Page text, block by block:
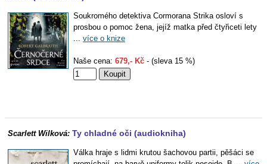
Soukromého detektiva Cormorana Strika osloví s
prosbou o pomoc žena, jejíž matka před čtyřiceti lety
... více o knize
Naše cena: 679,- Kč - (sleva 15 %)
Scarlett Wilková: Ty chladné oči (audiokniha)
Válka hraje s lidmi krutou šachovou partii, pěšáci se